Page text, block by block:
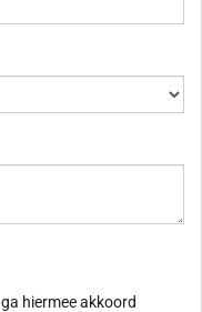
hiermee akkoord